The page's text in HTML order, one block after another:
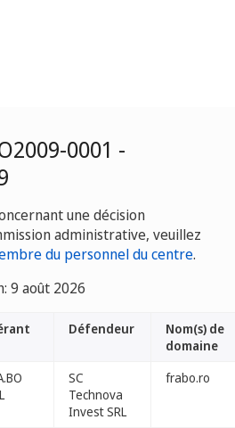
0001 -
une décision
administrative, veuillez
du personnel du centre.
9 août 2026
Défendeur
Nom(s) de
domaine
SC
Technova
Invest SRL
frabo.ro